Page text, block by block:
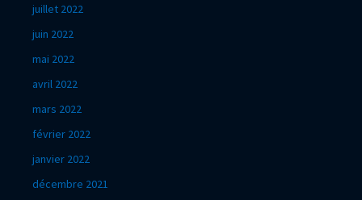
juillet 2022
juin 2022
mai 2022
avril 2022
mars 2022
février 2022
janvier 2022
décembre 2021